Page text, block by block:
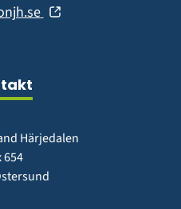
fönster)
(öppnas
Härjedalen
654